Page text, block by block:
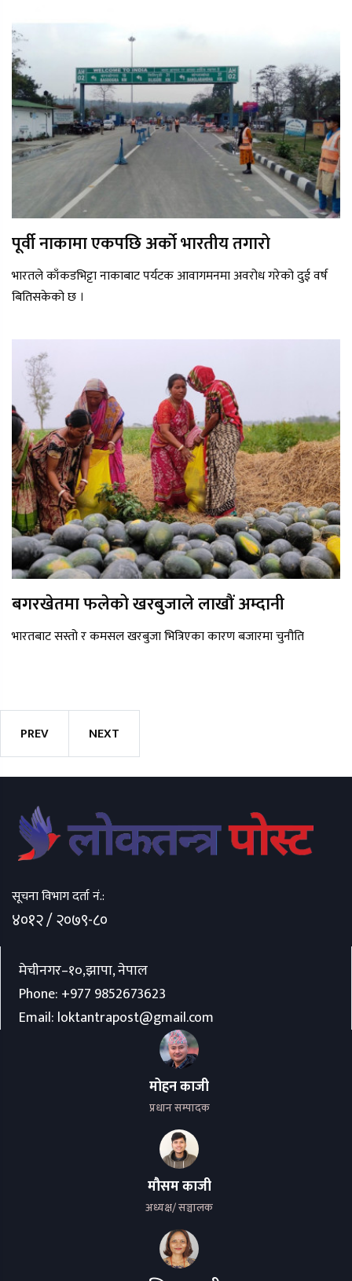
पूर्वी नाकामा एकपछि अर्को भारतीय तगारो
भारतले काँकडभिट्टा नाकाबाट पर्यटक आवागमनमा अवरोध गरेको दुई वर्ष
बितिसकेको छ ।
बगरखेतमा फलेको खरबुजाले लाखौं अम्दानी
भारतबाट सस्तो र कमसल खरबुजा भित्रिएका कारण बजारमा चुनौति
PREV NEXT
सूचना विभाग दर्ता नं.:
४०१२ / २०७९-८०
मेचीनगर–१०,झापा, नेपाल
Phone: +977 9852673623
Email: loktantrapost@gmail.com
मोहन काजी
प्रधान सम्पादक
मौसम काजी
अध्यक्ष/ सञ्चालक